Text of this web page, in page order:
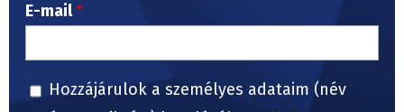
E-mail
Hozzájárulok a személyes adataim (név